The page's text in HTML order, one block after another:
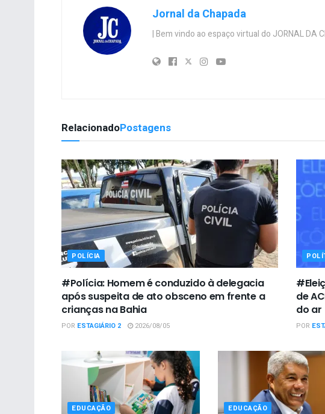
Jornal da Chapada
| Bem vindo ao espaço virtual do JORNAL DA
RelacionadoPostagens
POLÍCIA
#Polícia: Homem é conduzido à delegacia
após suspeita de ato obsceno em frente a
crianças na Bahia
POR ESTAGIÁRIO 2 2026/08/05
de
do ar
POR
EDUCAÇÃO EDUCAÇÃO